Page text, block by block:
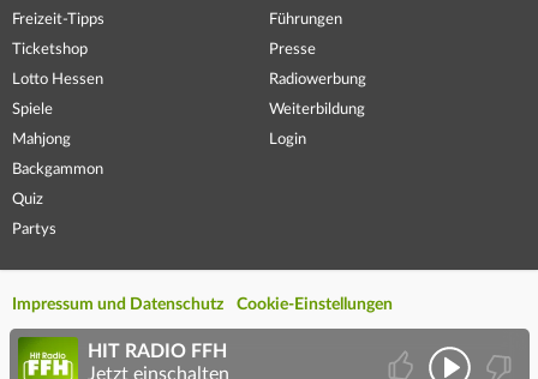
Freizeit-Tipps
Ticketshop
Lotto Hessen
Spiele
Mahjong
Backgammon
Quiz
Partys
Führungen
Presse
Radiowerbung
Weiterbildung
Login
Impressum und Datenschutz Cookie-Einstellungen
HIT RADIO FFH
Jetzt einschalten